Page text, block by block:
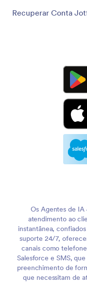
Recuperar Conta
Os Agentes de
atendimento ao
instantânea,
suporte 24/7,
canais como
Salesforce e SMS,
preenchimento de
que necessitam de